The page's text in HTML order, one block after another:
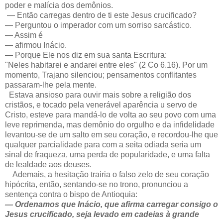
poder e malícia dos demônios.
— Então carregas dentro de ti este Jesus crucificado?
— Perguntou o imperador com um sorriso sarcástico.
— Assim é
— afirmou Inácio.
— Porque Ele nos diz em sua santa Escritura:
"Neles habitarei e andarei entre eles" (2 Co 6.16). Por um
momento, Trajano silenciou; pensamentos conflitantes
passaram-lhe pela mente.
Estava ansioso para ouvir mais sobre a religião dos
cristãos, e tocado pela venerável aparência u servo de
Cristo, esteve para mandá-lo de volta ao seu povo com uma
leve reprimenda, mas demônio do orgulho e da infidelidade
levantou-se de um salto em seu coração, e recordou-lhe que
qualquer parcialidade para com a seita odiada seria um
sinal de fraqueza, uma perda de popularidade, e uma falta
de lealdade aos deuses.
Ademais, a hesitação trairia o falso zelo de seu coração
hipócrita, então, sentando-se no trono, pronunciou a
sentença contra o bispo de Antioquia:
— Ordenamos que Inácio, que afirma carregar consigo o
Jesus crucificado, seja levado em cadeias à grande